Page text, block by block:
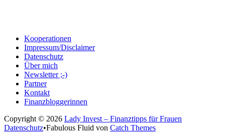
Kooperationen
Impressum/Disclaimer
Datenschutz
Über mich
Newsletter ;-)
Partner
Kontakt
Finanzbloggerinnen
Copyright © 2026 Lady Invest – Finanztipps für Frauen
Datenschutz•Fabulous Fluid von Catch Themes